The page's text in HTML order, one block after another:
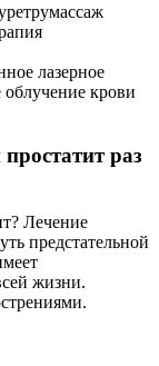
лазерное
крови
раз
Лечение
предстательной
жизни.